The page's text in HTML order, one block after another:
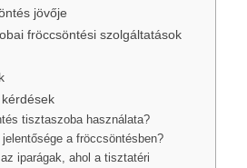
jövője
fröccsöntési szolgáltatások
tisztaszoba használata?
a fröccsöntésben?
iparágak, ahol a tisztatéri